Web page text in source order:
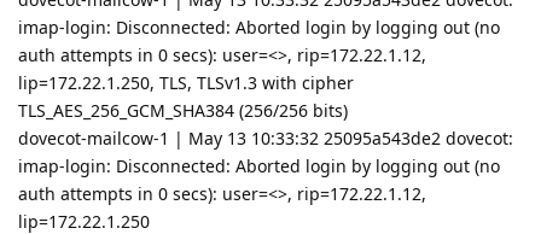
imap-login: Disconnected: Aborted login by logging out (no
auth attempts in 0 secs): user=<>, rip=172.22.1.12,
lip=172.22.1.250, TLS, TLSv1.3 with cipher
TLS_AES_256_GCM_SHA384 (256/256 bits)
dovecot-mailcow-1 | May 13 10:33:32 25095a543de2 dovecot:
imap-login: Disconnected: Aborted login by logging out (no
auth attempts in 0 secs): user=<>, rip=172.22.1.12,
lip=172.22.1.250